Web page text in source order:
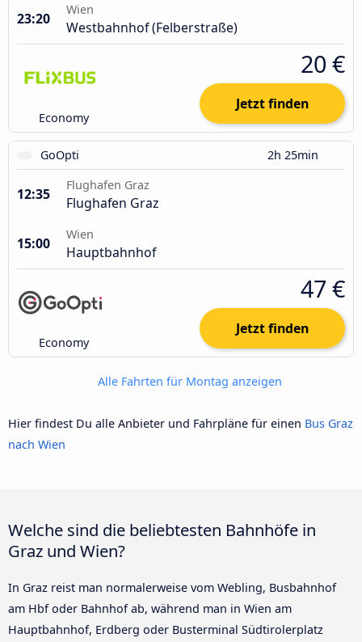
23:20
Wien
Westbahnhof (Felberstraße)
Economy
20 €
Jetzt finden
GoOpti 2h 25min
12:35
Flughafen Graz
Flughafen Graz
15:00
Wien
Hauptbahnhof
Economy
47 €
Jetzt finden
Alle Fahrten für Montag anzeigen
Hier findest Du alle Anbieter und Fahrpläne für einen Bus Graz
nach Wien
Welche sind die beliebtesten Bahnhöfe in
Graz und Wien?
In Graz reist man normalerweise vom Webling, Busbahnhof
am Hbf oder Bahnhof ab, während man in Wien am
Hauptbahnhof, Erdberg oder Busterminal Südtirolerplatz